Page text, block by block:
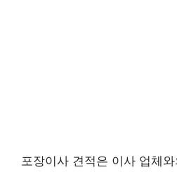
포장이사 견적은 이사 업체